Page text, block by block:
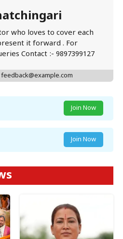
who loves to cover each
it forward . For
Contact :- 9897399127
Join Now
Join Now